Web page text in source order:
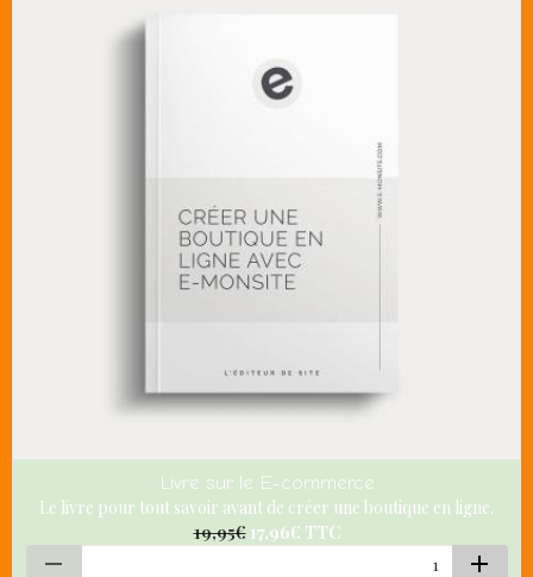
Livre sur le E-commerce
Le livre pour tout savoir avant de créer une boutique en ligne.
19,95€ 17,96€ TTC